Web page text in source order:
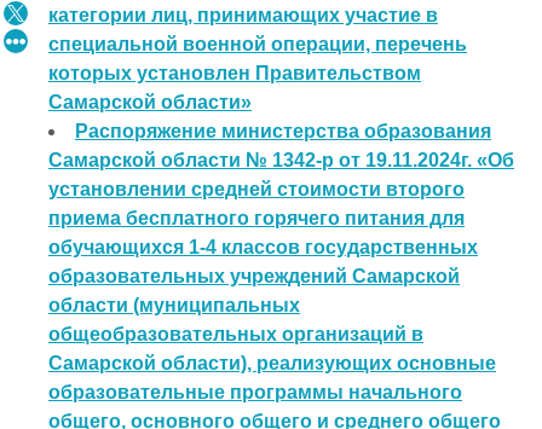
категории лиц, принимающих участие в
специальной военной операции, перечень
которых установлен Правительством
Самарской области»
Распоряжение министерства образования
Самарской области № 1342-р от 19.11.2024г. «Об
установлении средней стоимости второго
приема бесплатного горячего питания для
обучающихся 1-4 классов государственных
образовательных учреждений Самарской
области (муниципальных
общеобразовательных организаций в
Самарской области), реализующих основные
образовательные программы начального
общего, основного общего и среднего общего